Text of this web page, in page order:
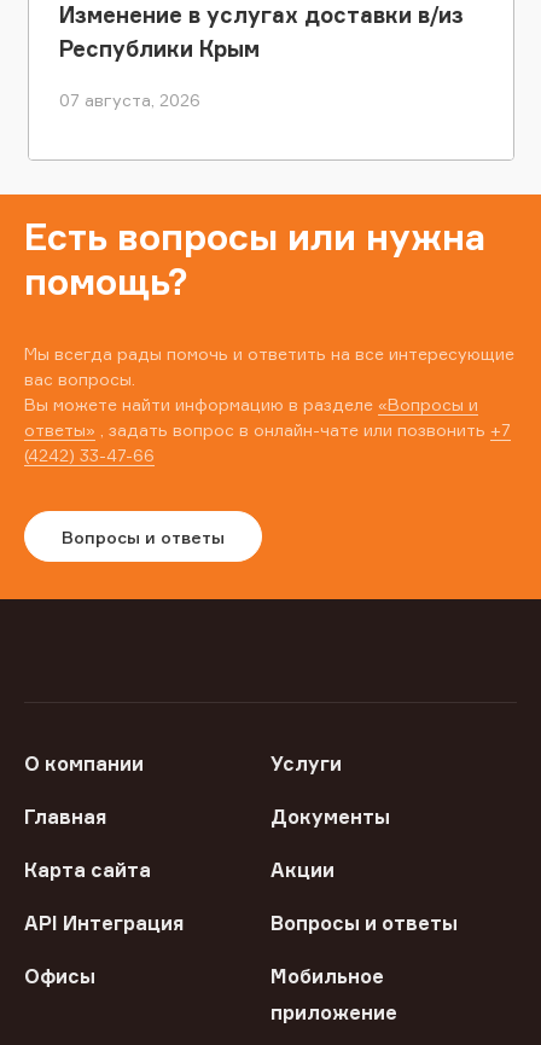
Изменение в услугах доставки в/из
Республики Крым
07 августа, 2026
Есть вопросы или нужна
помощь?
Мы всегда рады помочь и ответить на все интересующие
вас вопросы.
Вы можете найти информацию в разделе «Вопросы и
ответы» , задать вопрос в онлайн-чате или позвонить +7
(4242) 33-47-66
Вопросы и ответы
О компании Услуги
Главная Документы
Карта сайта Акции
API Интеграция Вопросы и ответы
Офисы
Мобильное
приложение